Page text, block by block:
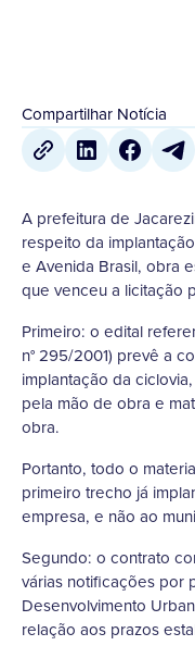
Compartilhar Notícia
A prefeitura de
respeito da
e Avenida Brasil, obra
que venceu a licitação
Primeiro: o edital
n° 295/2001) prevê a
implantação da
pela mão de obra e
obra.
Portanto, todo o
primeiro trecho já
empresa, e não ao
Segundo: o contrato
várias notificações por
Desenvolvimento
relação aos prazos